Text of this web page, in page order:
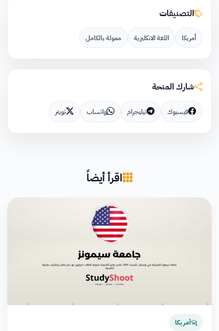
التصنيفات
أمريكا اللغة الانكليزية ممولة بالكامل
شارك المنحة
فيسبوك تيليجرام واتساب تويتر
اقرأ أيضاً
أمريكا